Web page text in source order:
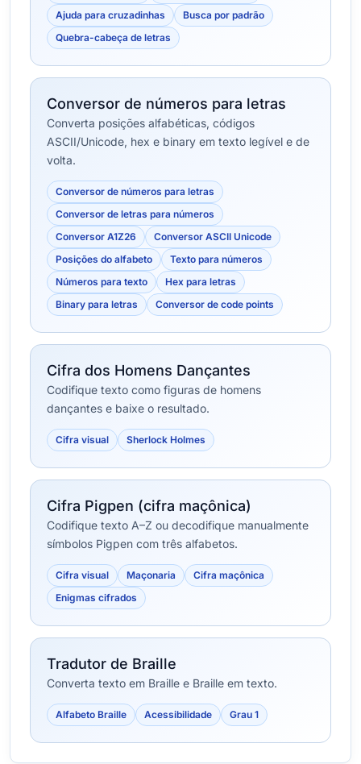
Ajuda para cruzadinhas
Busca por padrão
Quebra-cabeça de letras
Conversor de números para letras
Converta posições alfabéticas, códigos
ASCII/Unicode, hex e binary em texto legível e de
volta.
Conversor de números para letras
Conversor de letras para números
Conversor A1Z26
Conversor ASCII Unicode
Posições do alfabeto
Texto para números
Números para texto
Hex para letras
Binary para letras
Conversor de code points
Cifra dos Homens Dançantes
Codifique texto como figuras de homens
dançantes e baixe o resultado.
Cifra visual Sherlock Holmes
Cifra Pigpen (cifra maçônica)
Codifique texto A–Z ou decodifique manualmente
símbolos Pigpen com três alfabetos.
Cifra visual Maçonaria
Cifra maçônica
Enigmas cifrados
Tradutor de Braille
Converta texto em Braille e Braille em texto.
Alfabeto Braille Acessibilidade Grau 1